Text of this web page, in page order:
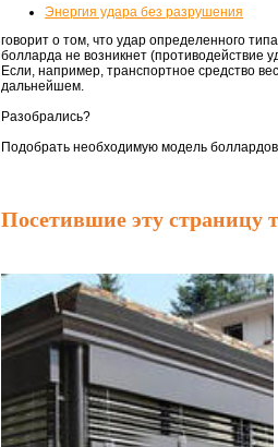
Энергия удара без разрушения
говорит о том, что удар определенного
болларда не возникнет (противодействие
Если, например, транспортное средство
дальнейшем.
Разобрались?
Подобрать необходимую модель
Посетившие эту страницу